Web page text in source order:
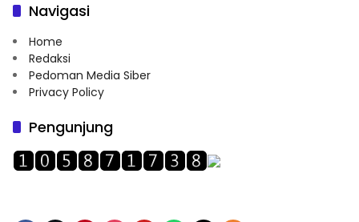
Navigasi
Home
Redaksi
Pedoman Media Siber
Privacy Policy
Pengunjung